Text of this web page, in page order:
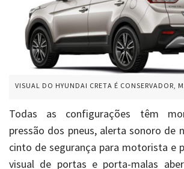
VISUAL DO HYUNDAI CRETA É CONSERVADOR,
Todas as configurações têm
pressão dos pneus, alerta sonoro de
cinto de segurança para motorista e
visual de portas e porta-malas